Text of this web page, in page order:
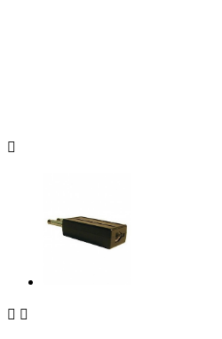

 